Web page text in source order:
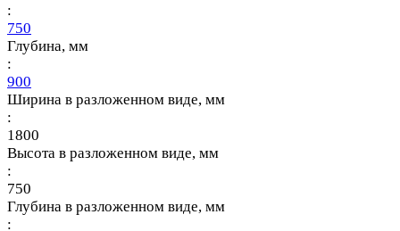
:
750
Глубина, мм
:
900
Ширина в разложенном виде, мм
:
1800
Высота в разложенном виде, мм
:
750
Глубина в разложенном виде, мм
: